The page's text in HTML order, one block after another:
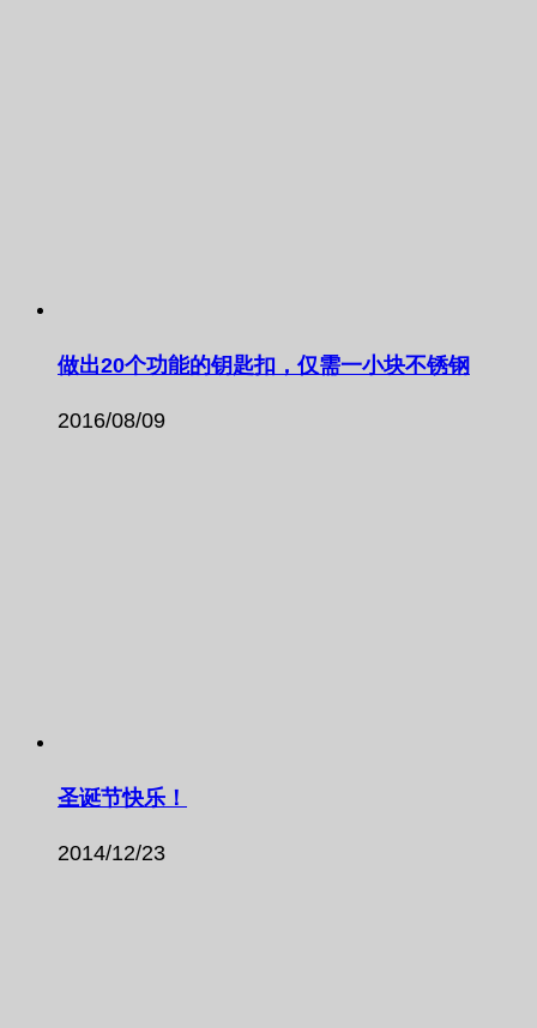
做出20个功能的钥匙扣，仅需一小块不锈钢
2016/08/09
圣诞节快乐！
2014/12/23